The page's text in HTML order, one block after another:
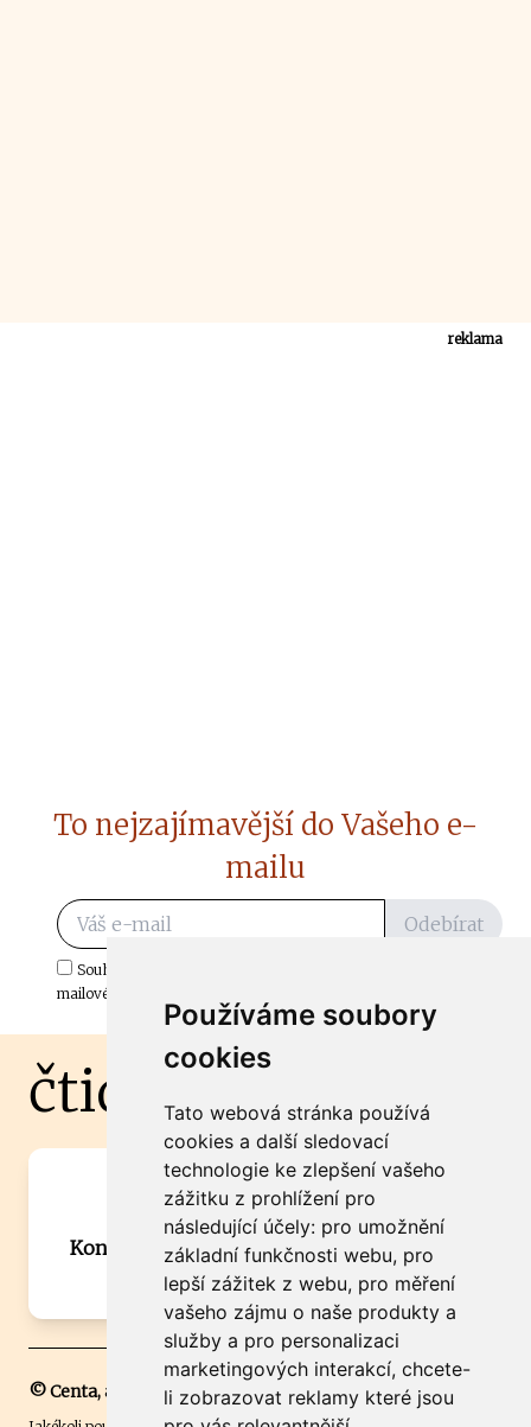
Používáme soubory
cookies
Tato webová stránka používá
cookies a další sledovací
technologie ke zlepšení vašeho
zážitku z prohlížení pro
následující účely: pro umožnění
základní funkčnosti webu, pro
lepší zážitek z webu, pro měření
vašeho zájmu o naše produkty a
služby a pro personalizaci
marketingových interakcí, chcete-
li zobrazovat reklamy které jsou
reklama
To nejzajímavější do Vašeho e-
mailu
Odebírat
Souhlasím s odběrem důležitých zpráv ze ČtiDoma.cz do mé e-
mailové schránky.
čtidoma.cz
Máte zajímavou informaci? Chcete
spolupracovat?
Kontaktujte šéfredaktora Martina Chalupu:
chalupa@ctidoma.cz
© Centa, a.s.